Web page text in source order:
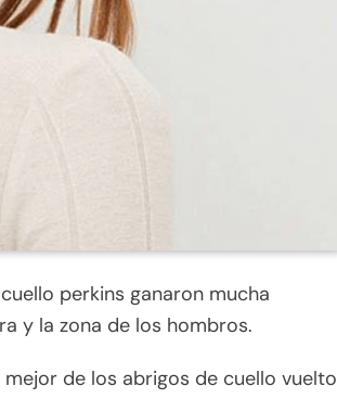
perkins ganaron mucha
y la zona de los hombros.
de los abrigos de cuello vuelto